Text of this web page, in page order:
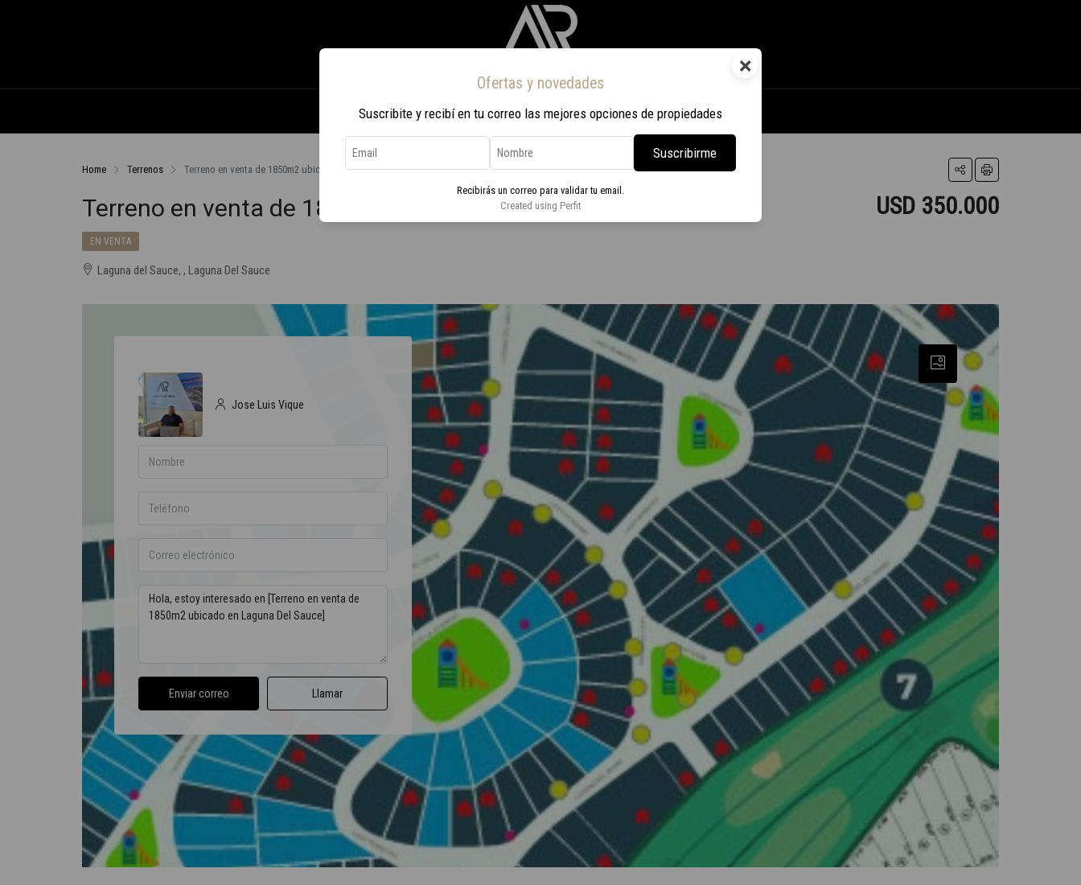
×
Ofertas y novedades
Suscribite y recibí en tu correo las mejores opciones de propiedades
Suscribirme
Recibirás un correo para validar tu email.
Created using Perfit
Inicio Propiedades Nosotros Contacto Viaje a Rio 2026
Home Terrenos Terreno en venta de 1850m2 ubicado en Laguna Del Sauce
Terreno en venta de 1850m2 ubicado en Laguna Del Sauce USD 350.000
EN VENTA
Laguna del Sauce, , Laguna Del Sauce
Jose Luis Vique
Enviar correo Llamar